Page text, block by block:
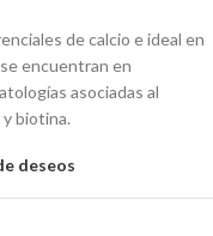
de calcio e ideal en
encuentran en
asociadas al
biotina.
deseos